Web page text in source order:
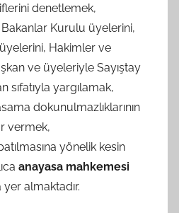
denetlemek,
Bakanlar Kurulu üyelerini,
Hakimler ve
ve üyeleriyle Sayıştay
sıfatıyla yargılamak,
dokunulmazlıklarının
vermek,
yönelik kesin
anayasa mahkemesi
yer almaktadır.